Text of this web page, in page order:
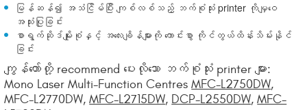
မြန်ဆန်၍ အသံငြိမ်ပြီး ကျစ်လစ်သည့် ဘက်စုံသုံး printer ကိုမျှဝေ
အသုံးပြုခြင်း
စာရွက်ဆိုဒ်မျိုးစုံနှင့် အလေးချိန်များကို ကောင်းစွာ ကိုင်တွယ်ထိန်းသိမ်းနိုင်
ခြင်း
ကျွန်တော်တို့ recommend ပေးလိုသော ဘက်စုံသုံး printer များ:
Mono Laser Multi-Function CentresMFC-L2750DW,
MFC-L2770DW,MFC-L2715DW, DCP-L2550DW,MFC-